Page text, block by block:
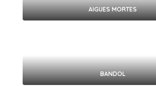
AIGUES MORTES
BANDOL